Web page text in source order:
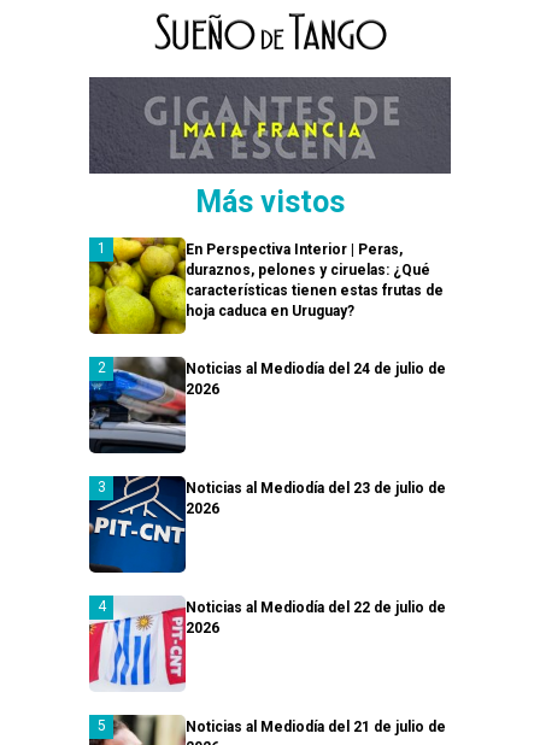
Más vistos
En Perspectiva Interior | Peras,
duraznos, pelones y ciruelas: ¿Qué
características tienen estas frutas de
hoja caduca en Uruguay?
Noticias al Mediodía del 24 de julio de
2026
Noticias al Mediodía del 23 de julio de
2026
Noticias al Mediodía del 22 de julio de
2026
Noticias al Mediodía del 21 de julio de